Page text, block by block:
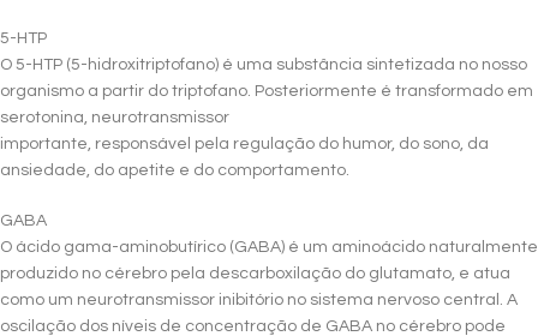
5-HTP
O 5-HTP (5-hidroxitriptofano) é uma substância sintetizada no nosso
organismo a partir do triptofano. Posteriormente é transformado em
serotonina, neurotransmissor
importante, responsável pela regulação do humor, do sono, da
ansiedade, do apetite e do comportamento.
GABA
O ácido gama-aminobutírico (GABA) é um aminoácido naturalmente
produzido no cérebro pela descarboxilação do glutamato, e atua
como um neurotransmissor inibitório no sistema nervoso central. A
oscilação dos níveis de concentração de GABA no cérebro pode